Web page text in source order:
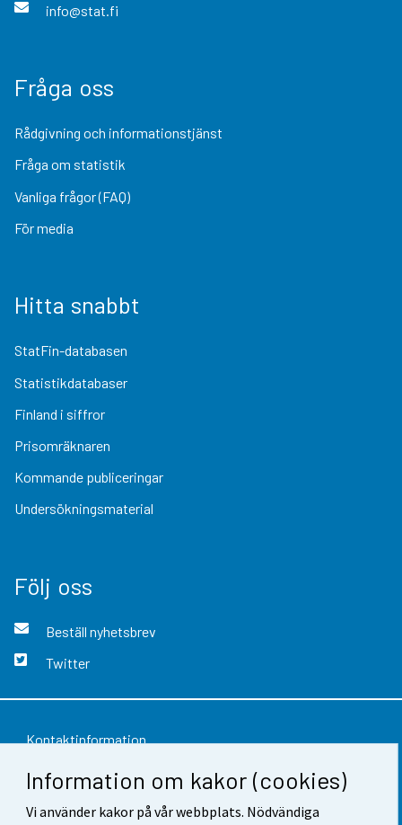
Information om kakor (cookies)
Vi använder kakor på vår webbplats. Nödvändiga
info@stat.fi
Fråga oss
Rådgivning och informationstjänst
Fråga om statistik
Vanliga frågor (FAQ)
För media
Hitta snabbt
StatFin-databasen
Statistikdatabaser
Finland i siffror
Prisomräknaren
Kommande publiceringar
Undersökningsmaterial
Följ oss
Beställ nyhetsbrev
Twitter
Kontaktinformation
Respons
Användarvillkor